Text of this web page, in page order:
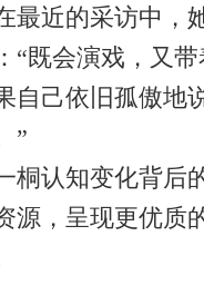
最近的采访中，
“既会演戏，又
自己依旧孤傲地
”
桐认知变化背后
源，呈现更优质